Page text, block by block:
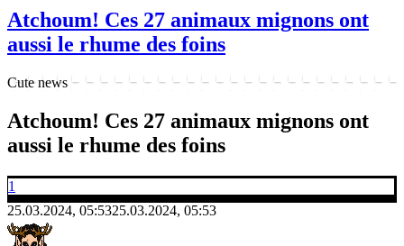
Atchoum! Ces 27 animaux mignons ont
aussi le rhume des foins
Cute news
Atchoum! Ces 27 animaux mignons ont
aussi le rhume des foins
1
25.03.2024, 05:5325.03.2024, 05:53